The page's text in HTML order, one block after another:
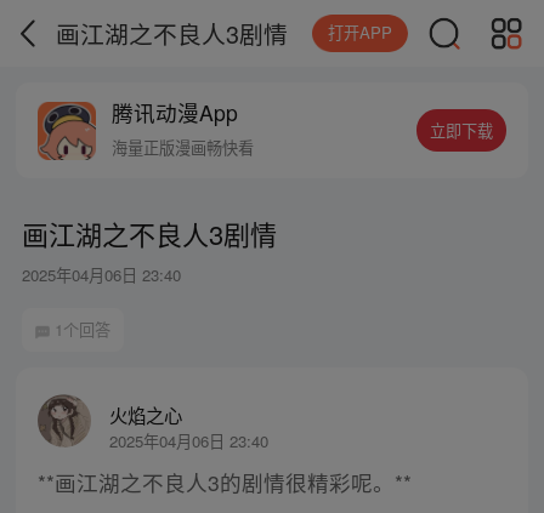
画江湖之不良人3剧情 打开APP
腾讯动漫App
海量正版漫画畅快看
立即下载
画江湖之不良人3剧情
2025年04月06日 23:40
1个回答
火焰之心
2025年04月06日 23:40
**画江湖之不良人3的剧情很精彩呢。**